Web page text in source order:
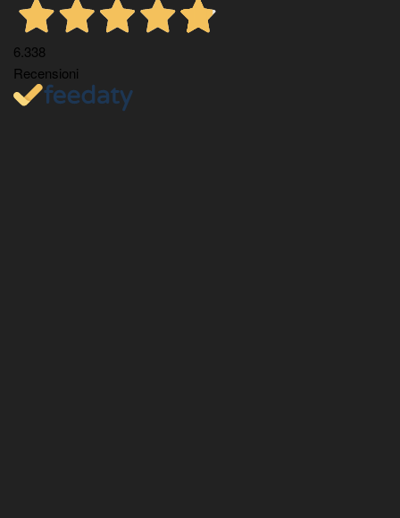
6.338
Recensioni